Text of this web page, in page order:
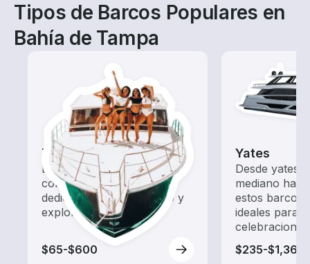
Tipos de Barcos Populares en
Bahía de Tampa
Tours
Explora las aguas locales
con un alquiler de barco
dedicado a hacer turismo y
exploración.
$65-$600
Yates
Desde yates
mediano
estos barcos
ideales para
$235-$1,365